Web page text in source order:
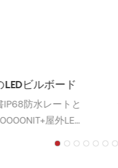
導かれた広告画
面により、ダイナ
ンテンツを使用し